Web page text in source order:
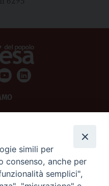
simili per
consenso, anche per
semplici",